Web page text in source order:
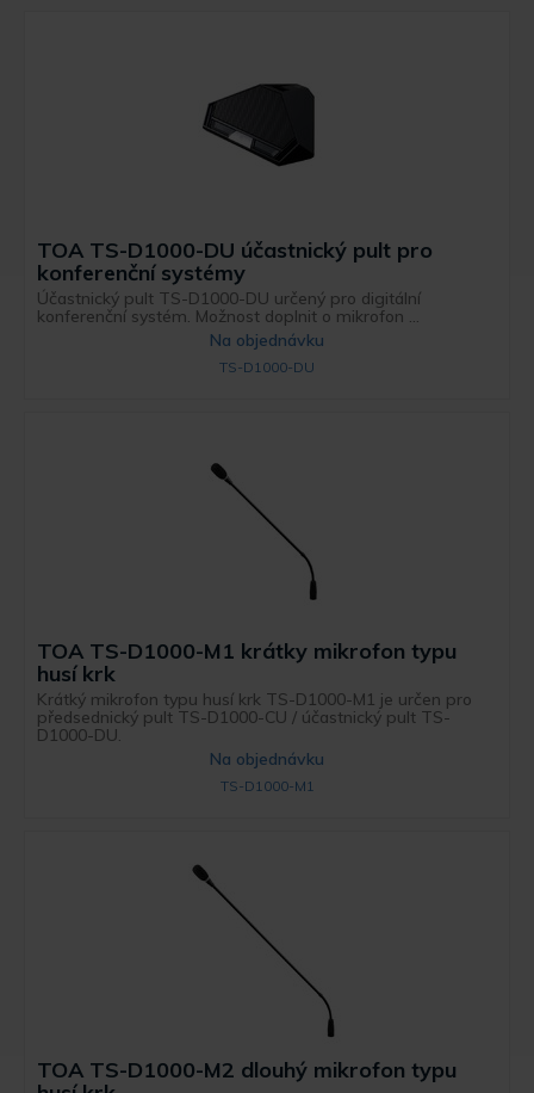
TOA TS-D1000-DU účastnický pult pro
konferenční systémy
Účastnický pult TS-D1000-DU určený pro digitální
konferenční systém. Možnost doplnit o mikrofon ...
Na objednávku
TS-D1000-DU
TOA TS-D1000-M1 krátky mikrofon typu
husí krk
Krátký mikrofon typu husí krk TS-D1000-M1 je určen pro
předsednický pult TS-D1000-CU / účastnický pult TS-
D1000-DU.
Na objednávku
TS-D1000-M1
TOA TS-D1000-M2 dlouhý mikrofon typu